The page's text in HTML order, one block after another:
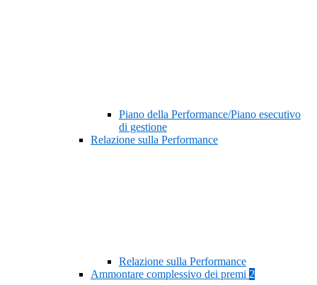
Piano della Performance/Piano esecutivo
di gestione
Relazione sulla Performance
Relazione sulla Performance
Ammontare complessivo dei premi 2